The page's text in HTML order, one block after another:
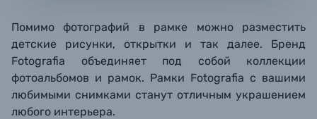
Помимо фотографий в рамке можно разместить
детские рисунки, открытки и так далее. Бренд
Fotografia объединяет под собой коллекции
фотоальбомов и рамок. Рамки Fotografia с вашими
любимыми снимками станут отличным украшением
любого интерьера.